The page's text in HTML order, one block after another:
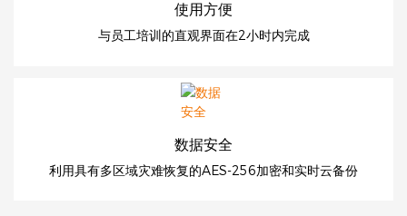
使用方便
与员工培训的直观界面在2小时内完成
数据安全
利用具有多区域灾难恢复的AES-256加密和实时云备份